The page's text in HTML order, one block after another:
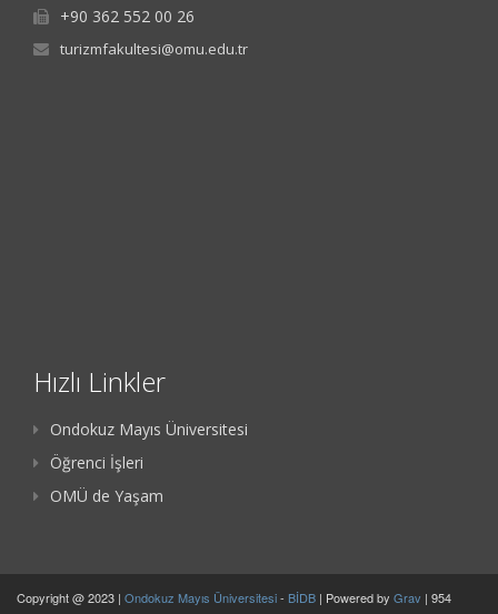
+90 362 552 00 26
turizmfakultesi@omu.edu.tr
Hızlı Linkler
Ondokuz Mayıs Üniversitesi
Öğrenci İşleri
OMÜ de Yaşam
Copyright @ 2023 | Ondokuz Mayıs Üniversitesi- BİDB | Powered by Grav | 954